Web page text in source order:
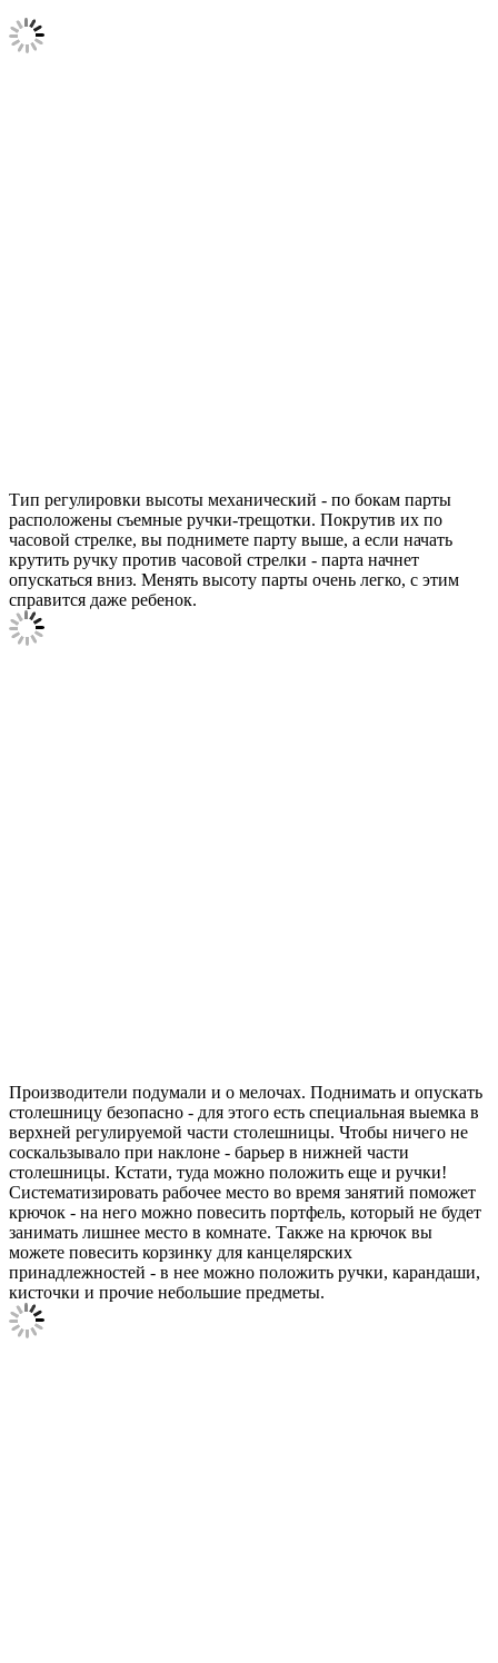
Тип регулировки высоты механический - по бокам парты
расположены съемные ручки-трещотки. Покрутив их по
часовой стрелке, вы поднимете парту выше, а если начать
крутить ручку против часовой стрелки - парта начнет
опускаться вниз. Менять высоту парты очень легко, с этим
справится даже ребенок.
Производители подумали и о мелочах. Поднимать и опускать
столешницу безопасно - для этого есть специальная выемка в
верхней регулируемой части столешницы. Чтобы ничего не
соскальзывало при наклоне - барьер в нижней части
столешницы. Кстати, туда можно положить еще и ручки!
Систематизировать рабочее место во время занятий поможет
крючок - на него можно повесить портфель, который не будет
занимать лишнее место в комнате. Также на крючок вы
можете повесить корзинку для канцелярских
принадлежностей - в нее можно положить ручки, карандаши,
кисточки и прочие небольшие предметы.